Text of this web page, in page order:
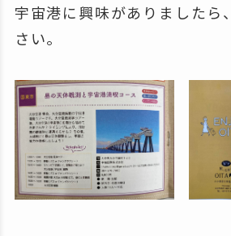
宇宙港に興味がありましたら
さい。